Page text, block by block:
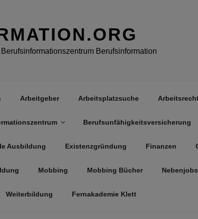
Berufsinformation
Arbeitgeber Arbeitsplatzsuche
Berufsunfähigkeitsversicherung
Ausbildung Existenzgründung Finanzen
Mobbing Mobbing Bücher Nebenjobs
Weiterbildung Fernakademie Klett